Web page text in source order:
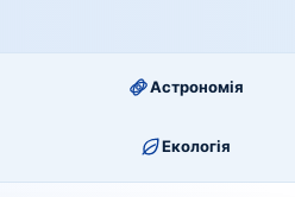
Астрономія
Екологія